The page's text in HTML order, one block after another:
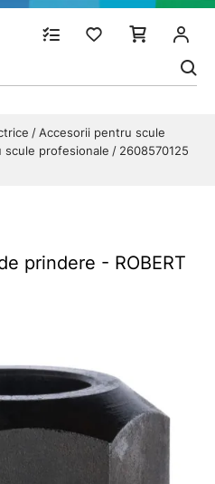
Accesorii pentru scule
scule profesionale
2608570125
prindere - ROBERT